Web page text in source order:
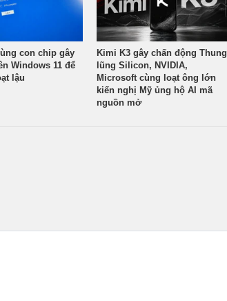
con chip gây
Windows 11 để
lậu
Kimi K3 gây chấn động Thung
lũng Silicon, NVIDIA,
Microsoft cùng loạt ông lớn
kiến nghị Mỹ ủng hộ AI mã
nguồn mở